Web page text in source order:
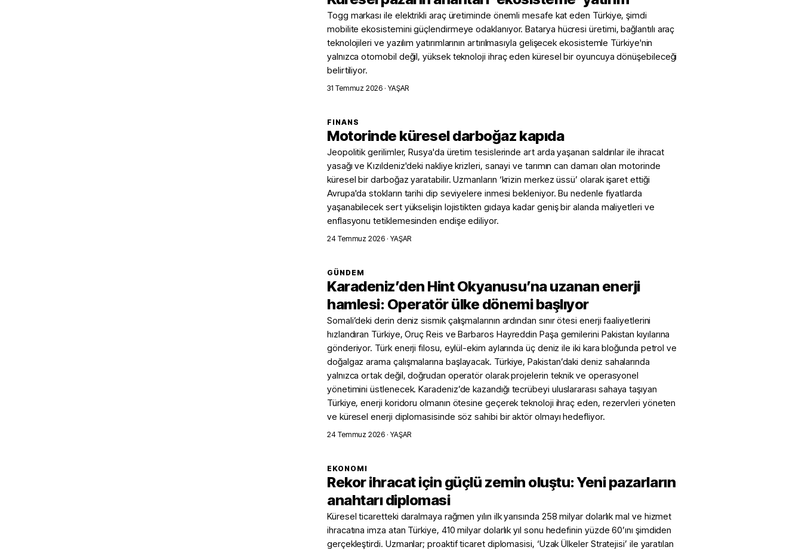
Togg markası ile elektrikli araç üretiminde önemli mesafe kat eden Türkiye, şimdi
mobilite ekosistemini güçlendirmeye odaklanıyor. Batarya hücresi üretimi, bağlantılı araç
teknolojileri ve yazılım yatırımlarının artırılmasıyla gelişecek ekosistemle Türkiye'nin
yalnızca otomobil değil, yüksek teknoloji ihraç eden küresel bir oyuncuya dönüşebileceği
belirtiliyor.
31 Temmuz 2026· YAŞAR
FINANS
Motorinde küresel darboğaz kapıda
Jeopolitik gerilimler, Rusya'da üretim tesislerinde art arda yaşanan saldırılar ile ihracat
yasağı ve Kızıldeniz'deki nakliye krizleri, sanayi ve tarımın can damarı olan motorinde
küresel bir darboğaz yaratabilir. Uzmanların ‘krizin merkez üssü’ olarak işaret ettiği
Avrupa'da stokların tarihi dip seviyelere inmesi bekleniyor. Bu nedenle fiyatlarda
yaşanabilecek sert yükselişin lojistikten gıdaya kadar geniş bir alanda maliyetleri ve
enflasyonu tetiklemesinden endişe ediliyor.
24 Temmuz 2026· YAŞAR
GÜNDEM
Karadeniz’den Hint Okyanusu’na uzanan enerji
hamlesi: Operatör ülke dönemi başlıyor
Somali’deki derin deniz sismik çalışmalarının ardından sınır ötesi enerji faaliyetlerini
hızlandıran Türkiye, Oruç Reis ve Barbaros Hayreddin Paşa gemilerini Pakistan kıyılarına
gönderiyor. Türk enerji filosu, eylül-ekim aylarında üç deniz ile iki kara bloğunda petrol ve
doğalgaz arama çalışmalarına başlayacak. Türkiye, Pakistan’daki deniz sahalarında
yalnızca ortak değil, doğrudan operatör olarak projelerin teknik ve operasyonel
yönetimini üstlenecek. Karadeniz’de kazandığı tecrübeyi uluslararası sahaya taşıyan
Türkiye, enerji koridoru olmanın ötesine geçerek teknoloji ihraç eden, rezervleri yöneten
ve küresel enerji diplomasisinde söz sahibi bir aktör olmayı hedefliyor.
24 Temmuz 2026· YAŞAR
EKONOMI
Rekor ihracat için güçlü zemin oluştu: Yeni pazarların
anahtarı diplomasi
Küresel ticaretteki daralmaya rağmen yılın ilk yarısında 258 milyar dolarlık mal ve hizmet
ihracatına imza atan Türkiye, 410 milyar dolarlık yıl sonu hedefinin yüzde 60’ını şimdiden
gerçekleştirdi. Uzmanlar; proaktif ticaret diplomasisi, ‘Uzak Ülkeler Stratejisi’ ile yaratılan